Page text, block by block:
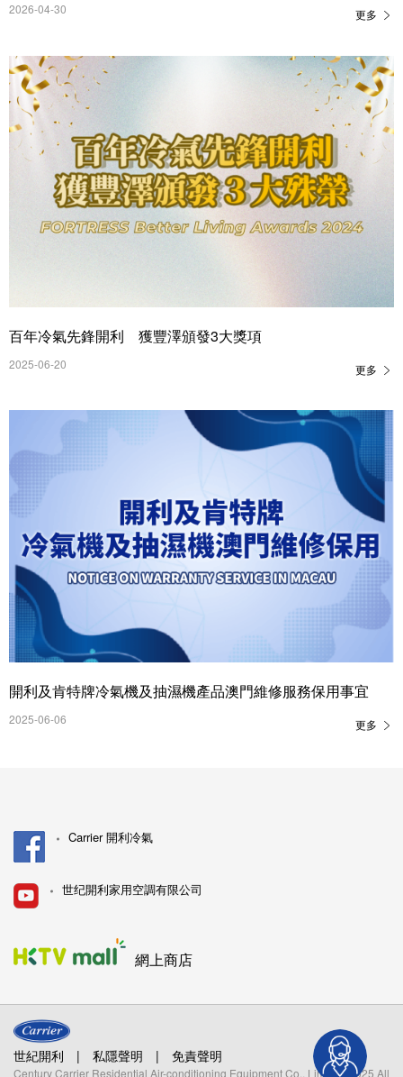
2026-04-30 更多
百年冷氣先鋒開利 獲豐澤頒發3大獎項
2025-06-20 更多
開利及肯特牌冷氣機及抽濕機產品澳門維修服務保用事宜
2025-06-06 更多
Carrier 開利冷氣
世纪開利家用空調有限公司
網上商店
世紀開利 | 私隱聲明 | 免責聲明
Century Carrier Residential Air-conditioning Equipment Co., Limited. 2025 All